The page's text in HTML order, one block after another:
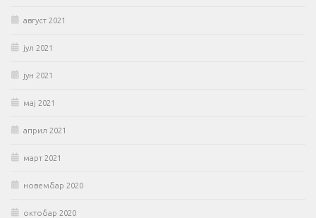
август 2021
јул 2021
јун 2021
мај 2021
април 2021
март 2021
новембар 2020
октобар 2020